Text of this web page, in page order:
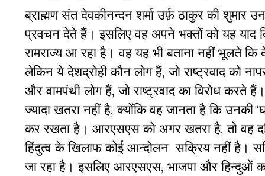
ब्राह्मण संत देवकीनन्दन शर्मा उर्फ़ ठाकुर की
प्रवचन देते हैं। इसलिए वह अपने भक्तों को यह याद
रामराज्य आ रहा है। वह यह भी बताना नहीं भूलते कि
लेकिन ये देशद्रोही कौन लोग हैं, जो राष्ट्रवाद को
और वामपंथी लोग हैं, जो राष्ट्रवाद का विरोध
ज्यादा खतरा नहीं है, क्योंकि वह जानता है कि उनकी
कर रखता है। आरएसएस को अगर खतरा है, तो वह
हिंदुत्व के खिलाफ कोई आन्दोलन सक्रिय नहीं है।
जा रहा है। इसलिए आरएसएस, भाजपा और हिन्दुओं